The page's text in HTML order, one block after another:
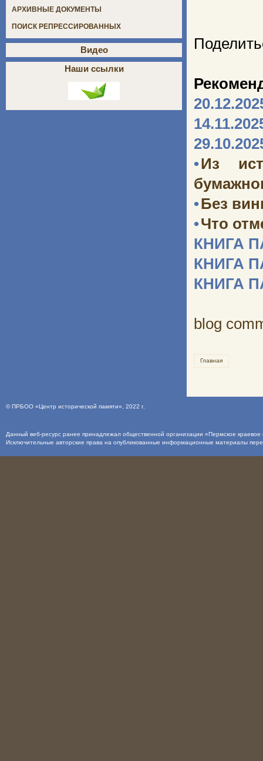
•Из
•Без
•Что
КНИГА
КНИГА
КНИГА
blog
Главная
АРХИВНЫЕ ДОКУМЕНТЫ
ПОИСК РЕПРЕССИРОВАННЫХ
Видео
Наши ссылки
©ПРБОО «Центр исторической памяти» , 2022 г.
Данный веб-ресурс ранее принадлежал общественной организации «Пермское
Исключительные авторские права на опубликованные информационные материалы